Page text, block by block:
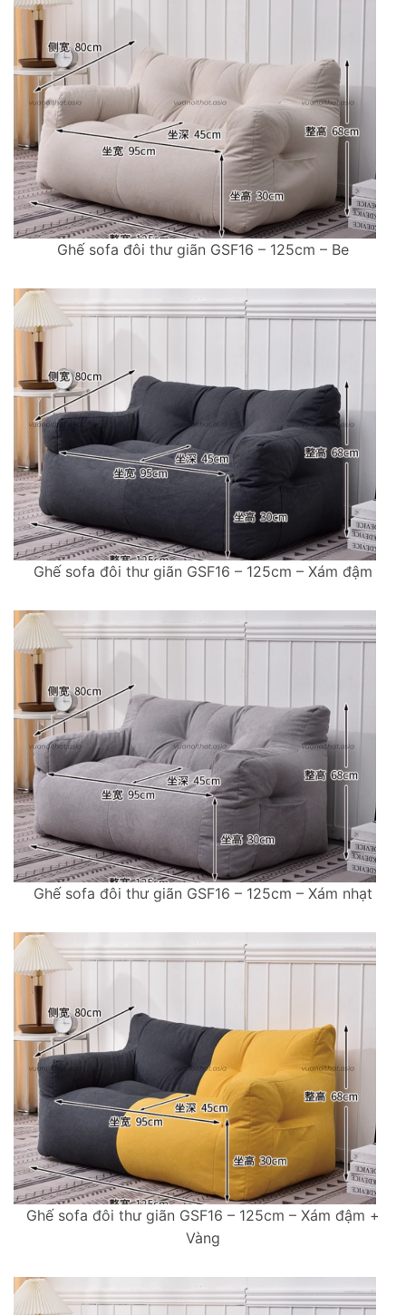
Ghế sofa đôi thư giãn GSF16 – 125cm – Be
Ghế sofa đôi thư giãn GSF16 – 125cm – Xám đậm
Ghế sofa đôi thư giãn GSF16 – 125cm – Xám nhạt
Ghế sofa đôi thư giãn GSF16 – 125cm – Xám đậm +
Vàng